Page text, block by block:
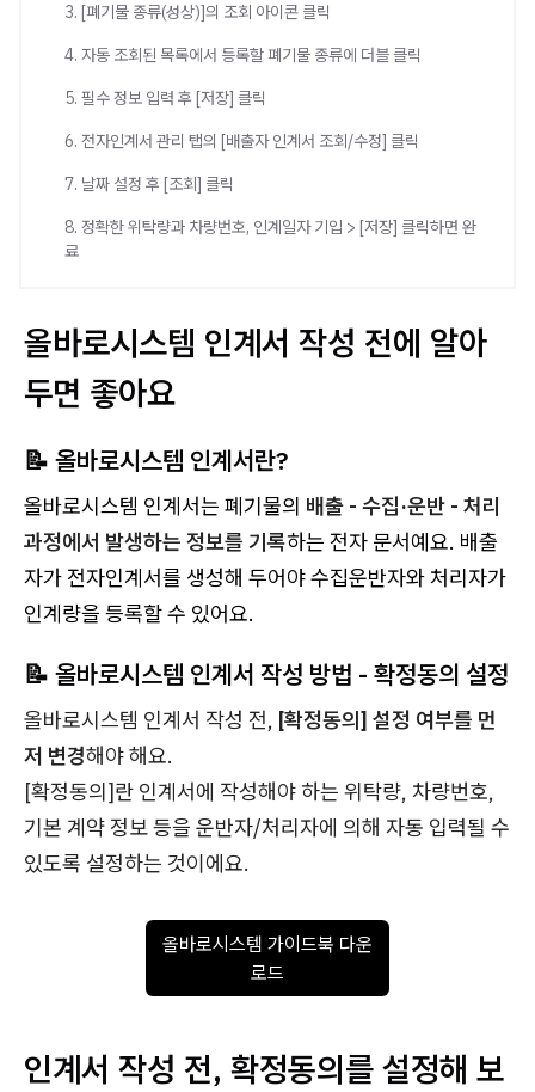
3. [폐기물 종류(성상)]의 조회 아이콘 클릭
4. 자동 조회된 목록에서 등록할 폐기물 종류에 더블 클릭
5. 필수 정보 입력 후 [저장] 클릭
6. 전자인계서 관리 탭의 [배출자 인계서 조회/수정] 클릭
7. 날짜 설정 후 [조회] 클릭
8. 정확한 위탁량과 차량번호, 인계일자 기입 > [저장] 클릭하면 완
료
올바로시스템 인계서 작성 전에 알아
두면 좋아요
📝 올바로시스템 인계서란?
올바로시스템 인계서는 폐기물의 배출 - 수집·운반 - 처리
과정에서 발생하는 정보를 기록하는 전자 문서예요. 배출
자가 전자인계서를 생성해 두어야 수집운반자와 처리자가
인계량을 등록할 수 있어요.
📝 올바로시스템 인계서 작성 방법 - 확정동의 설정
올바로시스템 인계서 작성 전, [확정동의] 설정 여부를 먼
저 변경해야 해요.
[확정동의]란 인계서에 작성해야 하는 위탁량, 차량번호,
기본 계약 정보 등을 운반자/처리자에 의해 자동 입력될 수
있도록 설정하는 것이에요.
올바로시스템 가이드북 다운
로드
인계서 작성 전, 확정동의를 설정해 보